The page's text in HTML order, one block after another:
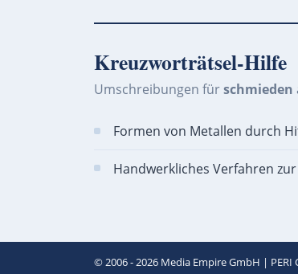
Kreuzworträtsel-Hilfe
Umschreibungen fürschmieden
Formen von Metallen durch
Handwerkliches Verfahren
© 2006 - 2026 Media Empire GmbH | PERI